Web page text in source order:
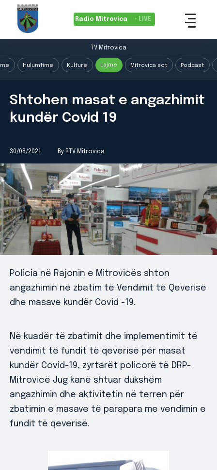
Radio Mitrovica • LIVE
TV Mitrovica
Hulumtime Kulture Lajme Mitrovica sot Podcast
Shtohen masat e angazhimit
kundër Covid 19
30/08/2021 By RTV Mitrovica
Policia në Rajonin e Mitrovicës shton
angazhimin në zbatim të Vendimit të Qeverisë
dhe masave kundër Covid -19.
Në kuadër të zbatimit dhe implementimit të
vendimit të fundit të qeverisë për masat
kundër Covid-19, zyrtarët policorë të DRP-
Mitrovicë Jug kanë shtuar dukshëm
angazhimin dhe aktivitetin në terren për
zbatimin e masave të parapara me vendimin e
fundit të qeverisë.